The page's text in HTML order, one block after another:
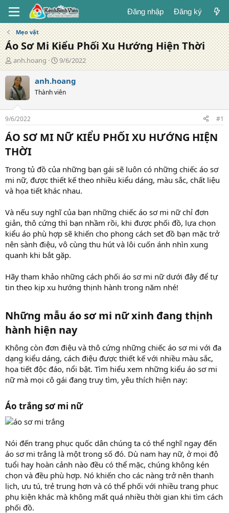
Đăng nhập Đăng ký
Mẹo vặt
Áo Sơ Mi Kiểu Phối Xu Hướng Hiện Thời
T
á
c
g
i
ả
anh.hoang
N
g
à
y
đ
g
9/6/2022
anh.hoang
Thành viên
9/6/2022 #1
ÁO SƠ MI NỮ KIỂU PHỐI XU HƯỚNG HIỆN
THỜI​
Trong tủ đồ của những bạn gái sẽ luôn có những chiếc áo sơ
mi nữ, được thiết kế theo nhiều kiểu dáng, màu sắc, chất liệu
và họa tiết khác nhau.
Và nếu suy nghĩ của bạn những chiếc áo sơ mi nữ chỉ đơn
giản, thô cứng thì bạn nhầm rồi, khi được phối đồ, lựa chọn
kiểu áo phù hợp sẽ khiến cho phong cách set đồ bạn mặc trở
nên sành điệu, vô cùng thu hút và lôi cuốn ánh nhìn xung
quanh khi bắt gặp.
Hãy tham khảo những cách phối áo sơ mi nữ dưới đây để tự
tin theo kịp xu hướng thịnh hành trong năm nhé!
Những mẫu áo sơ mi nữ xinh đang thịnh
hành hiện nay
Không còn đơn điệu và thô cứng những chiếc áo sơ mi với đa
dạng kiểu dáng, cách điệu được thiết kế với nhiều màu sắc,
họa tiết độc đáo, nổi bật. Tìm hiểu xem những kiểu áo sơ mi
nữ mà mọi cô gái đang truy tìm, yêu thích hiện nay:
Áo trắng sơ mi nữ
Nói đến trang phục quốc dân chúng ta có thể nghĩ ngay đến
áo sơ mi trắng là một trong số đó. Dù nam hay nữ, ở mọi độ
tuổi hay hoàn cảnh nào đều có thể mặc, chúng không kén
chọn và đều phù hợp. Nó khiến cho các nàng trở nên thanh
lịch, ưu tú, trẻ trung hơn và có thể phối với nhiều trang phục
phụ kiện khác mà không mất quá nhiều thời gian khi tìm cách
phối đồ.